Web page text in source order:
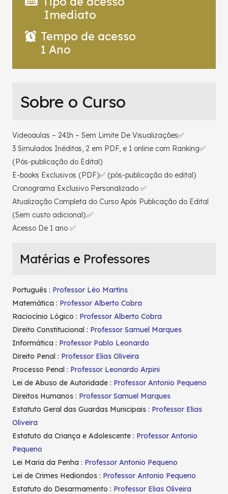
Imediato
Tempo de acesso
1 Ano
Sobre o Curso
Videoaulas – 241h – Sem Limite De Visualizações✅
3 Simulados Inéditos, 2 em PDF, e 1 online com Ranking✅
(Pós-publicação do Edital)
E-books Exclusivos (PDF)✅ (pós-publicação do edital)
Cronograma Exclusivo Personalizado ✅
Atualização Completa do Curso Após Publicação do Edital
(Sem custo adicional).✅
Acesso De 1 ano ✅
Matérias e Professores
Português : Professor Léo Martins
Matemática : Professor Alberto Cobra
Raciocínio Lógico : Professor Alberto Cobra
Direito Constitucional : Professor Samuel Marques
Informática : Professor Pablo Leonardo
Direito Penal : Professor Elias Oliveira
Processo Penal : Professor Leonardo Arpini
Lei de Abuso de Autoridade : Professor Antonio Pequeno
Direitos Humanos : Professor Samuel Marques
Estatuto Geral das Guardas Municipais : Professor Elias
Oliveira
Estatuto da Criança e Adolescente : Professor Antonio
Pequeno
Lei Maria da Penha : Professor Antonio Pequeno
Lei de Crimes Hediondos : Professor Antonio Pequeno
Estatuto do Desarmamento : Professor Elias Oliveira